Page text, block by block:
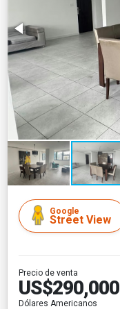
Google
Street View
Precio de venta
US$290,000
Dólares Americanos